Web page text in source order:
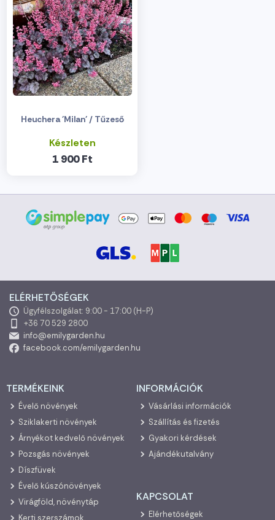
Heuchera 'Milan' / Tűzeső
Készleten
1 900 Ft
ELÉRHETŐSÉGEK
Ügyfélszolgálat: 9:00 - 17:00 (H-P)
+36 70 529 2800
info@emilygarden.hu
facebook.com/emilygarden.hu
TERMÉKEINK
Évelő növények
Sziklakerti növények
Árnyékot kedvelő növények
Pozsgás növények
Díszfüvek
Évelő kúszónövények
Virágföld, növénytáp
INFORMÁCIÓK
Vásárlási információk
Szállítás és fizetés
Gyakori kérdések
Ajándékutalvány
KAPCSOLAT
Elérhetőségek